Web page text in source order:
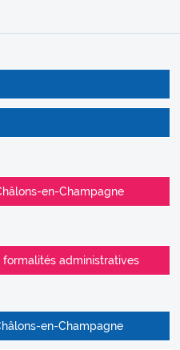
en-Champagne
formalités administratives
en-Champagne